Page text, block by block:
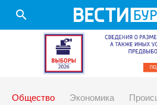
search
Общество Экономика